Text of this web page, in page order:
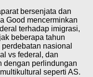
bersenjata dan
Good mencerminkan
terhadap imigrasi,
beberapa tahun
nasional
vs federal, dan
dengan perlindungan
seperti AS.